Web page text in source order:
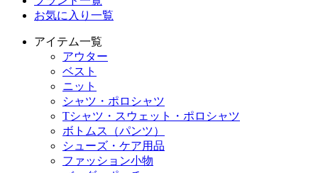
お気に入り一覧
アイテム一覧
アウター
ベスト
ニット
シャツ・ポロシャツ
Tシャツ・スウェット・ポロシャツ
ボトムス（パンツ）
シューズ・ケア用品
ファッション小物